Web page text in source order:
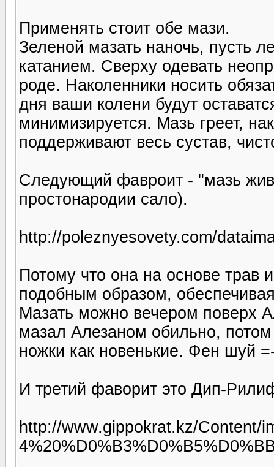
Применять стоит обе мази.
Зеленой мазать наночь, пусть
катанием. Сверху одевать
роде. Наколенники носить
дня ваши колени будут
минимизируется. Мазь греет,
поддерживают весь сустав,
Следующий фавроит - "мазь
простонародии сало).
http://poleznyesovety.com/
Потому что она на основе трав
подобным образом,
Мазать можно вечером поверх
мазал Алезаном обильно,
ножки как новенькие. Фен шуй
И третий фаворит это Дип-
http://www.gippokrat.kz/Content/